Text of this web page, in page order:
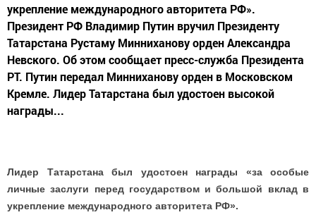
укрепление международного авторитета РФ».
Президент РФ Владимир Путин вручил Президенту
Татарстана Рустаму Минниханову орден Александра
Невского. Об этом сообщает пресс-служба Президента
РТ. Путин передал Минниханову орден в Московском
Кремле. Лидер Татарстана был удостоен высокой
награды...
Лидер Татарстана был удостоен награды «за особые
личные заслуги перед государством и большой вклад в
укрепление международного авторитета РФ».